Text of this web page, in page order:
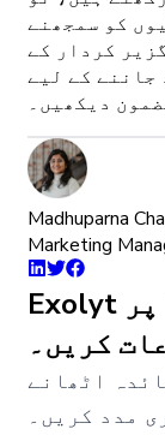
کو سمجھنے
کردار کے
دیکھیں۔
Madhuparna
Marketing
Exolyt پر TikTok سوشل سننے کی
کریں۔
اٹھانے
مدد کریں۔